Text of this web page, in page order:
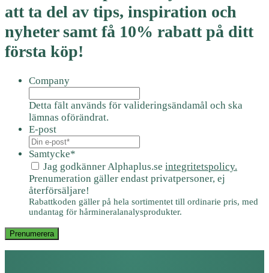
att ta del av tips, inspiration och
nyheter samt få 10% rabatt på ditt
första köp!
Company
Detta fält används för valideringsändamål och ska
lämnas oförändrat.
E-post
Samtycke*
Jag godkänner Alphaplus.se integritetspolicy.
Prenumeration gäller endast privatpersoner, ej
återförsäljare!
Rabattkoden gäller på hela sortimentet till ordinarie pris, med
undantag för hårmineralanalysprodukter.
Prenumerera